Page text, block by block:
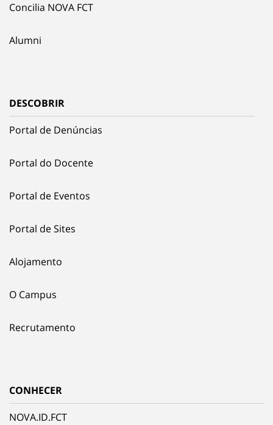
Concilia NOVA FCT
Alumni
DESCOBRIR
Portal de Denúncias
Portal do Docente
Portal de Eventos
Portal de Sites
Alojamento
O Campus
Recrutamento
CONHECER
NOVA.ID.FCT